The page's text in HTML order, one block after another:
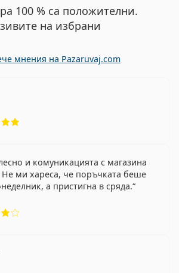
100 % са положителни.
на избрани
мнения на Pazaruvaj.com
и комуникацията с магазина
ми хареса, че поръчката беше
а пристигна в сряда.